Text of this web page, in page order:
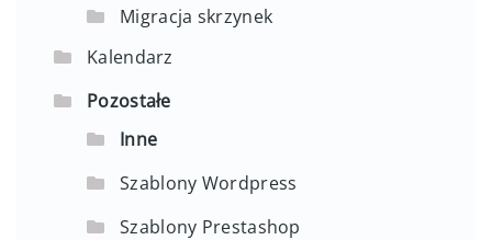
Migracja skrzynek
Kalendarz
Pozostałe
Inne
Szablony Wordpress
Szablony Prestashop